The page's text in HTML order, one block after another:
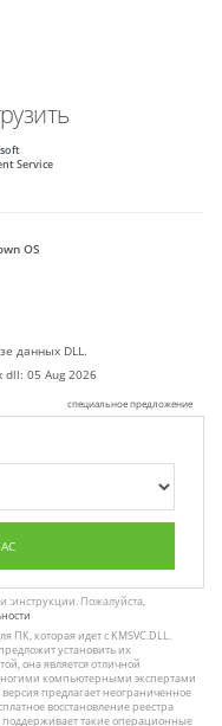
Service
OS
данных DLL.
dll: 05 Aug 2026
специальное предложение
:инструкции. Пожалуйста,
ПК, которая идет с KMSVC.DLL.
установить их
она является отличной
компьютерными экспертами
предлагает неограниченное
восстановление реестра
такие операционные